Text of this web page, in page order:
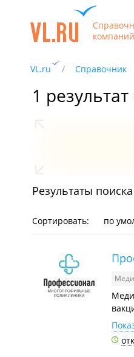
компаний
VL.ru Справочник
1
Результаты
Сортировать: по